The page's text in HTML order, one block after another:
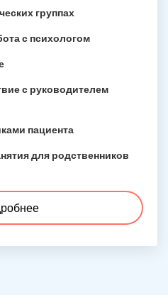
группах
с психологом
с руководителем
пациента
для родственников